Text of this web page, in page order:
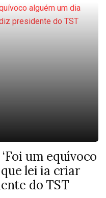
um equívoco
lei ia criar
do TST